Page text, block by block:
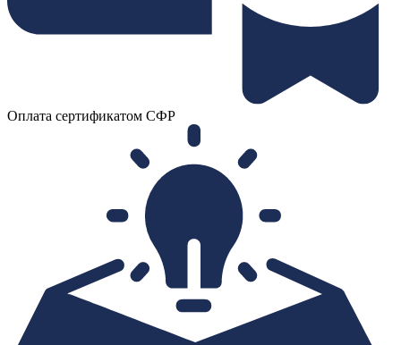
Оплата сертификатом СФР